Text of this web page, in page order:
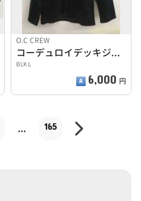
O.C CREW
コーデュロイデッキジャケット
BLK L
6,000 円
… 165